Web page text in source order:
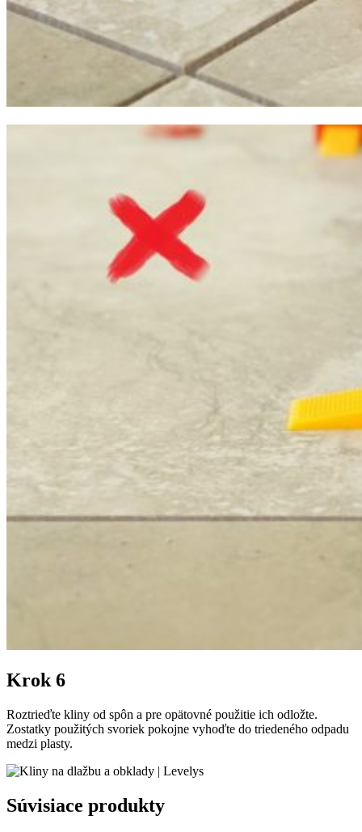
Krok 6
Roztrieďte kliny od spôn a pre opätovné použitie ich odložte.
Zostatky použitých svoriek pokojne vyhoďte do triedeného odpadu
medzi plasty.
Súvisiace produkty